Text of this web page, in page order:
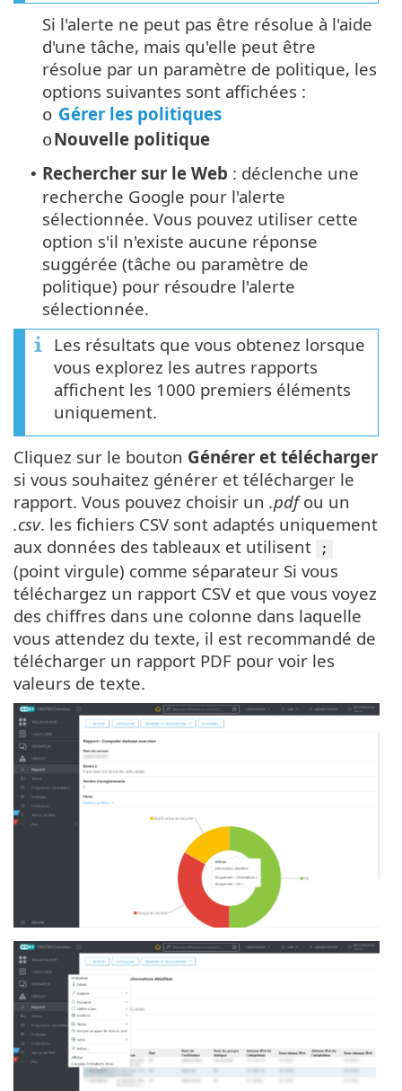
Si l'alerte ne peut pas être résolue à l'aide
d'une tâche, mais qu'elle peut être
résolue par un paramètre de politique, les
options suivantes sont affichées :
o Gérer les politiques
oNouvelle politique
• Rechercher sur le Web : déclenche une
recherche Google pour l'alerte
sélectionnée. Vous pouvez utiliser cette
option s'il n'existe aucune réponse
suggérée (tâche ou paramètre de
politique) pour résoudre l'alerte
sélectionnée.
Les résultats que vous obtenez lorsque
vous explorez les autres rapports
affichent les 1000 premiers éléments
uniquement.
Cliquez sur le bouton Générer et télécharger
si vous souhaitez générer et télécharger le
rapport. Vous pouvez choisir un .pdfou un
.csv. les fichiers CSV sont adaptés uniquement
aux données des tableaux et utilisent
;
(point virgule) comme séparateur Si vous
téléchargez un rapport CSV et que vous voyez
des chiffres dans une colonne dans laquelle
vous attendez du texte, il est recommandé de
télécharger un rapport PDF pour voir les
valeurs de texte.